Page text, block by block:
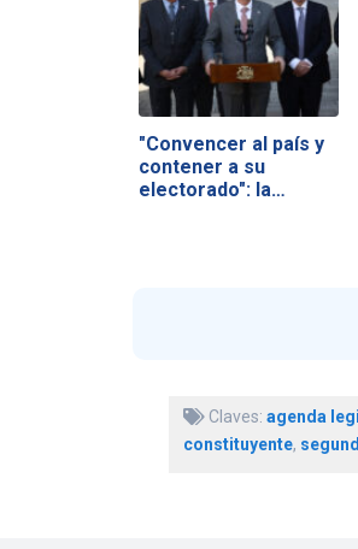
"Convencer al país y
contener a su
electorado": la…
Claves: agenda
constituyente,